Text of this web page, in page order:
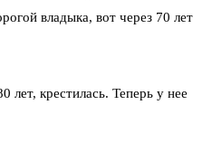
владыка, вот через 70 лет
лет, крестилась. Теперь у нее